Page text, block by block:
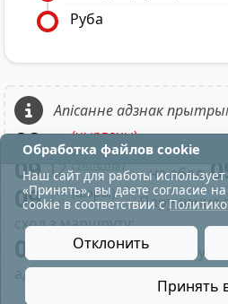
Руба
Апісанне адзнак
09 12(чырвоны) - у парк;
09 12 (зялёны) - на абед;
09 12(шэры)
- Парушэнне
сход з маршруту;
09
- Націск на хвіліну
адлюстроўвае час па рэйсе
Обработка файлов cookie
Наш сайт для работы
«Принять», вы даете согласие
cookie в соответствии с
Отклонить
Принять